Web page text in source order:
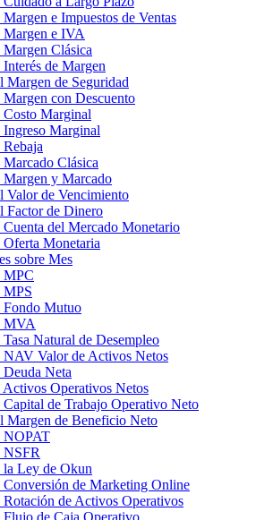
e Impuestos de Ventas
Margen e IVA
Clásica
de Margen
Margen de Seguridad
con Descuento
Costo Marginal
Marginal
Clásica
Margen y Marcado
Valor de Vencimiento
Factor de Dinero
Cuenta del Mercado Monetario
Monetaria
sobre Mes
MPC
MPS
Fondo Mutuo
MVA
Natural de Desempleo
NAV Valor de Activos Netos
Neta
Activos Operativos Netos
Capital de Trabajo Operativo Neto
Margen de Beneficio Neto
NOPAT
NSFR
la Ley de Okun
Conversión de Marketing Online
Rotación de Activos Operativos
Flujo de Caja Operativo